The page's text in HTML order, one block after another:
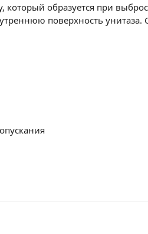
образуется при
поверхность унитаза.